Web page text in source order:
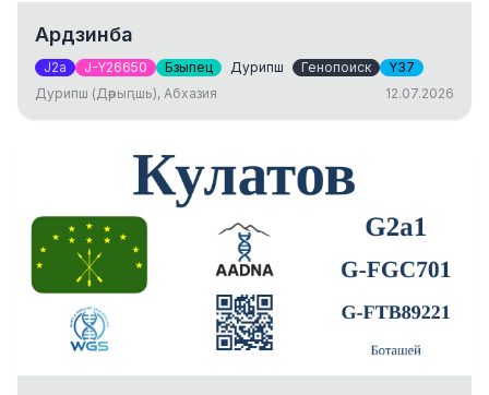
Ардзинба
J2a J-Y26650 Бзыпец Дурипш Генопоиск
Y37
Дурипш (Дәрыԥшь), Абхазия
12.07.2026